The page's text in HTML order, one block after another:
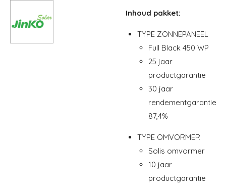
Inhoud pakket:
TYPE ZONNEPANEEL
Full Black 450 WP
25 jaar
productgarantie
30 jaar
rendementgarantie
87,4%
TYPE OMVORMER
Solis omvormer
10 jaar
productgarantie